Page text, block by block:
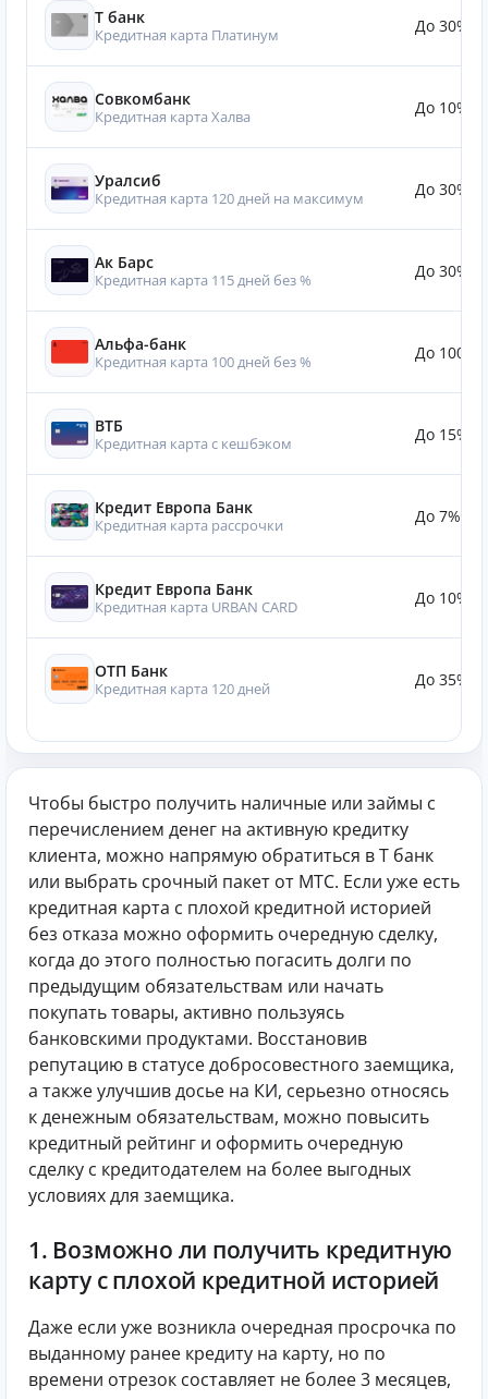
Т банк
Кредитная карта Платинум До 30%
Совкомбанк
Кредитная карта Халва До 10%
Уралсиб
Кредитная карта 120 дней на максимум До 30%
Ак Барс
Кредитная карта 115 дней без % До 30%
Альфа-банк
Кредитная карта 100 дней без % До 100%
ВТБ
Кредитная карта с кешбэком До 15%
Кредит Европа Банк
Кредитная карта рассрочки До 7%
Кредит Европа Банк
Кредитная карта URBAN CARD До 10%
ОТП Банк
Кредитная карта 120 дней До 35%
Чтобы быстро получить наличные или займы с
перечислением денег на активную кредитку
клиента, можно напрямую обратиться в Т банк
или выбрать срочный пакет от МТС. Если уже есть
кредитная карта с плохой кредитной историей
без отказа можно оформить очередную сделку,
когда до этого полностью погасить долги по
предыдущим обязательствам или начать
покупать товары, активно пользуясь
банковскими продуктами. Восстановив
репутацию в статусе добросовестного заемщика,
а также улучшив досье на КИ, серьезно относясь
к денежным обязательствам, можно повысить
кредитный рейтинг и оформить очередную
сделку с кредитодателем на более выгодных
условиях для заемщика.
1. Возможно ли получить кредитную
карту с плохой кредитной историей
Даже если уже возникла очередная просрочка по
выданному ранее кредиту на карту, но по
времени отрезок составляет не более 3 месяцев,